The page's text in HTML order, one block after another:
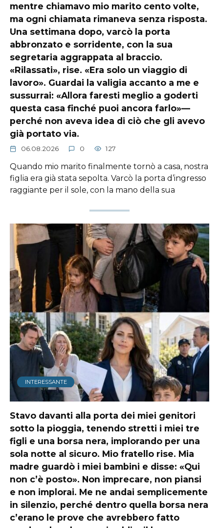
mentre chiamavo mio marito cento volte,
ma ogni chiamata rimaneva senza risposta.
Una settimana dopo, varcò la porta
abbronzato e sorridente, con la sua
segretaria aggrappata al braccio.
«Rilassati», rise. «Era solo un viaggio di
lavoro». Guardai la valigia accanto a me e
sussurrai: «Allora faresti meglio a goderti
questa casa finché puoi ancora farlo»—
perché non aveva idea di ciò che gli avevo
già portato via.
06.08.2026 0 127
Quando mio marito finalmente tornò a casa, nostra
figlia era già stata sepolta. Varcò la porta d’ingresso
raggiante per il sole, con la mano della sua
INTERESSANTE
Stavo davanti alla porta dei miei genitori
sotto la pioggia, tenendo stretti i miei tre
figli e una borsa nera, implorando per una
sola notte al sicuro. Mio fratello rise. Mia
madre guardò i miei bambini e disse: «Qui
non c’è posto». Non imprecare, non piansi
e non implorai. Me ne andai semplicemente
in silenzio, perché dentro quella borsa nera
c’erano le prove che avrebbero fatto